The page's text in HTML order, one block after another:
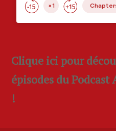
Clique ici pour
épisodes du Podcast
!